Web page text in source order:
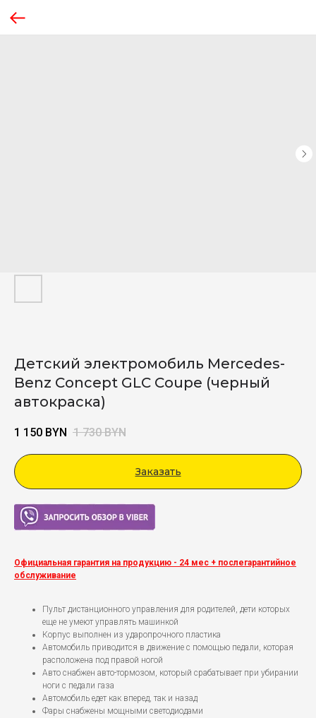
Детский электромобиль Mercedes-
Benz Concept GLC Coupe (черный
автокраска)
1 150 BYN 1 730 BYN
Заказать
Viber
Официальная гарантия на продукцию - 24 мес + послегарантийное
обслуживание
Пульт дистанционного управления для родителей, дети которых
еще не умеют управлять машинкой
Корпус выполнен из ударопрочного пластика
Автомобиль приводится в движение с помощью педали, которая
расположена под правой ногой
Авто снабжен авто-тормозом, который срабатывает при убирании
ноги с педали газа
Автомобиль едет как вперед, так и назад
Фары снабжены мощными светодиодами